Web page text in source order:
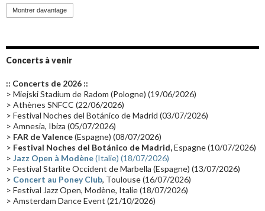
Promo 2019(23)
Groupe de Recherche Musicale
Passages radio Vidéo Jarrecast (16) Synthé 80's
Les concerts en Chine(16) Cinéma
Synthé Roland(15) Belgique(15)
(14) Astronomie (14)
Tournée 2025(14) 2024(14) Chine(13)
Montrer davantage
Concerts à venir
:: Concerts de 2026 ::
> Miejski Stadium de Radom (Pologne) (19/06/2026)
> Athènes SNFCC (22/06/2026)
> Festival Noches del Botánico de Madrid (03/07/2026)
> Amnesia, Ibiza (05/07/2026)
> FAR de Valence(Espagne) (08/07/2026)
> Festival Noches del Botánico de Madrid,Espagne (10/07/2026)
> Jazz Open à Modène(Italie) (18/07/2026)
> Festival Starlite Occident de Marbella (Espagne) (13/07/2026)
> Concert au Poney Club, Toulouse (16/07/2026)
> Festival Jazz Open, Modène, Italie (18/07/2026)
> Amsterdam Dance Event (21/10/2026)